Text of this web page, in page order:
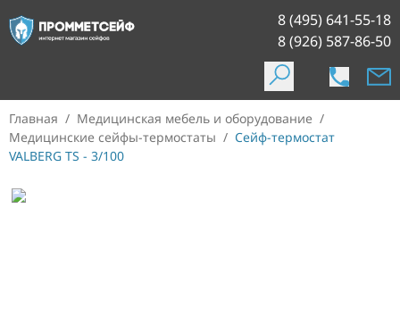
8 (495) 641-55-18
8 (926) 587-86-50
Главная / Медицинская мебель и оборудование /
Медицинские сейфы-термостаты / Сейф-термостат
VALBERG TS - 3/100